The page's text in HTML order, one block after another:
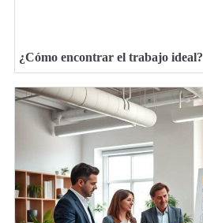
¿Cómo encontrar el trabajo ideal?